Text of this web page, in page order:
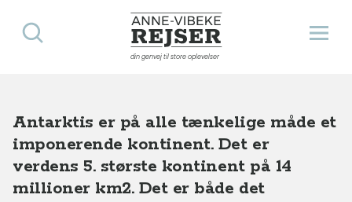
Anne-Vibeke Rejser
din genvej til store oplevelser
Åbn
Søg
Antarktis er på alle tænkelige måde et
imponerende kontinent. Det er
verdens 5. største kontinent på 14
millioner km2. Det er både det